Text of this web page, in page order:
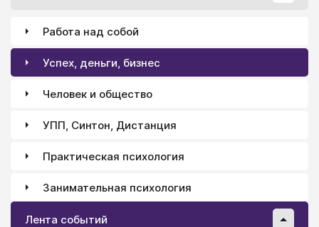
Работа над собой
Успех, деньги, бизнес
Человек и общество
УПП, Синтон, Дистанция
Практическая психология
Занимательная психология
Лента событий